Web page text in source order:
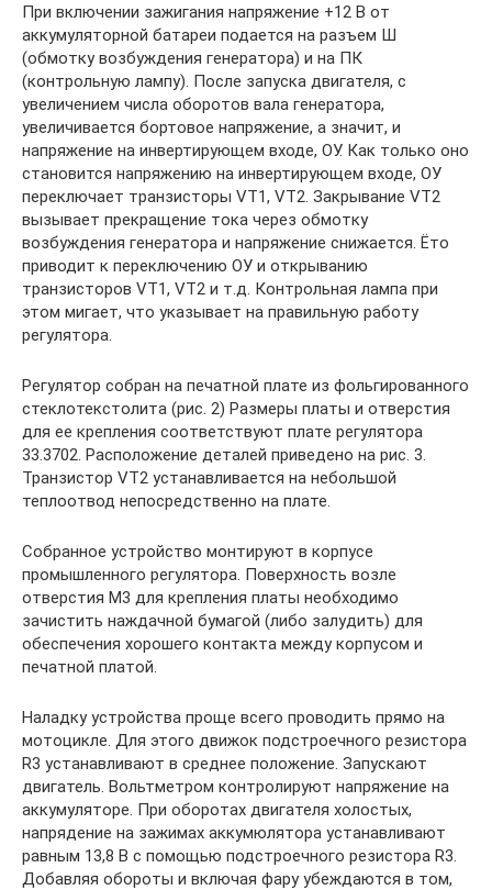
При включении зажигания напряжение +12 В от
аккумуляторной батареи подается на разъем Ш
(обмотку возбуждения генератора) и на ПК
(контрольную лампу). После запуска двигателя, с
увеличением числа оборотов вала генератора,
увеличивается бортовое напряжение, а значит, и
напряжение на инвертирующем входе, ОУ. Как только оно
становится напряжению на инвертирующем входе, ОУ
переключает транзисторы VT1, VT2. Закрывание VT2
вызывает прекращение тока через обмотку
возбуждения генератора и напряжение снижается. Ёто
приводит к переключению ОУ и открыванию
транзисторов VT1, VT2 и т.д. Контрольная лампа при
этом мигает, что указывает на правильную работу
регулятора.
Регулятор собран на печатной плате из фольгированного
стеклотекстолита (рис. 2) Размеры платы и отверстия
для ее крепления соответствуют плате регулятора
33.3702. Расположение деталей приведено на рис. 3.
Транзистор VT2 устанавливается на небольшой
теплоотвод непосредственно на плате.
Собранное устройство монтируют в корпусе
промышленного регулятора. Поверхность возле
отверстия М3 для крепления платы необходимо
зачистить наждачной бумагой (либо залудить) для
обеспечения хорошего контакта между корпусом и
печатной платой.
Наладку устройства проще всего проводить прямо на
мотоцикле. Для этого движок подстроечного резистора
R3 устанавливают в среднее положение. Запускают
двигатель. Вольтметром контролируют напряжение на
аккумуляторе. При оборотах двигателя холостых,
напрядение на зажимах аккумюлятора устанавливают
равным 13,8 В с помощью подстроечного резистора R3.
Добавляя обороты и включая фару убеждаются в том,